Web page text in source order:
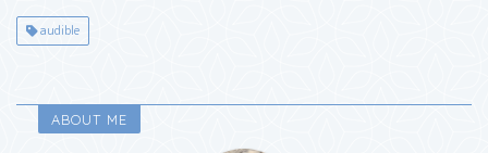
audible
ABOUT ME